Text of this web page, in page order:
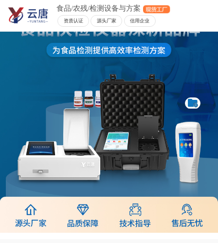
食品/农残/检测设备与方案
资质认证 源头厂家 信用企业